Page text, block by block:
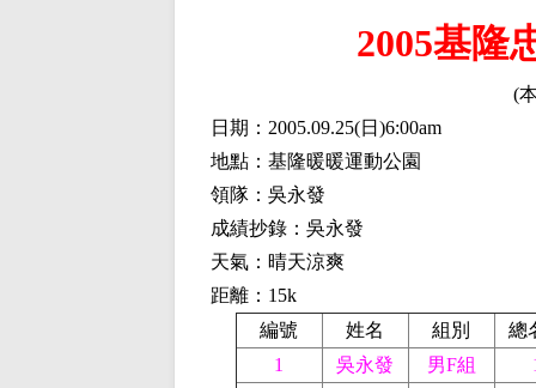
2005基隆
(
日期：2005.09.25(日)6:00am
地點：基隆暖暖運動公園
領隊：吳永發
成績抄錄：吳永發
天氣：晴天涼爽
距離：15k
編號
姓名 組別
總
1
吳永發 男F組